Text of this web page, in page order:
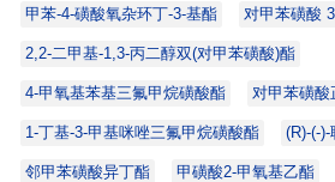
甲苯-4-磺酸氧杂环丁-3-基酯 对甲苯磺酸
2,2-二甲基-1,3-丙二醇双(对甲苯磺酸)酯
4-甲氧基苯基三氟甲烷磺酸酯 对甲苯磺酸
1-丁基-3-甲基咪唑三氟甲烷磺酸酯 (R)-(-
邻甲苯磺酸异丁酯 甲磺酸2-甲氧基乙酯